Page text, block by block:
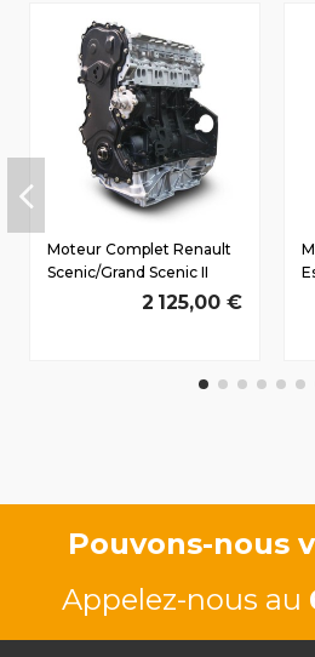
Moteur Complet Renault
Scenic/Grand Scenic II
2003-2009 2.0 D dCi
2 125,00 €
Pouvons-nous
Appelez-nous au